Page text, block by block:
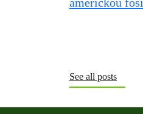
See all posts